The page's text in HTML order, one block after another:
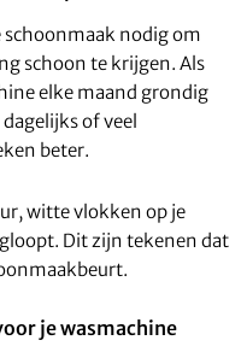
schoonmaak nodig om
schoon te krijgen. Als
elke maand grondig
of veel
beter.
witte vlokken op je
Dit zijn tekenen dat
je wasmachine